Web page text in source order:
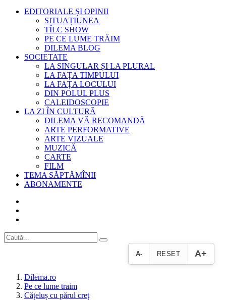
EDITORIALE ȘI OPINII
SITUAȚIUNEA
TÎLC SHOW
PE CE LUME TRĂIM
DILEMA BLOG
SOCIETATE
LA SINGULAR ȘI LA PLURAL
LA FAȚA TIMPULUI
LA FAȚA LOCULUI
DIN POLUL PLUS
CALEIDOSCOPIE
LA ZI ÎN CULTURĂ
DILEMA VĂ RECOMANDĂ
ARTE PERFORMATIVE
ARTE VIZUALE
MUZICĂ
CARTE
FILM
TEMA SĂPTĂMÎNII
ABONAMENTE
A- RESET A+
Dilema.ro
Pe ce lume traim
Cățeluș cu părul creț